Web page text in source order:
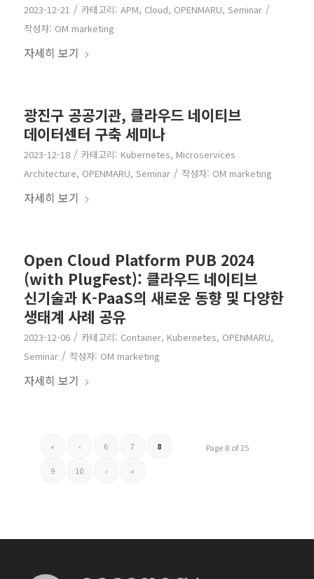
2023-12-21 / 카테고리: APM, Cloud, OPENMARU, Seminar /
작성자: OM marketing
자세히 보기
광진구 공공기관, 클라우드 네이티브
데이터센터 구축 세미나
2023-12-18 / 카테고리: Kubernetes, Microservices
Architecture, OPENMARU, Seminar / 작성자: OM marketing
자세히 보기
Open Cloud Platform PUB 2024
(with PlugFest): 클라우드 네이티브
신기술과 K-PaaS의 새로운 동향 및 다양한
생태계 사례 공유
2023-12-06 / 카테고리: Container, Kubernetes, OPENMARU,
Seminar / 작성자: OM marketing
자세히 보기
Page 8 of 25
« ‹ 6 7 8
9 10 › »